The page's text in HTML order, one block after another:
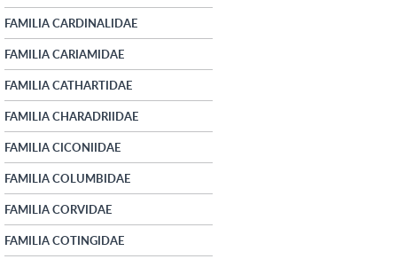
FAMILIA CARDINALIDAE
FAMILIA CARIAMIDAE
FAMILIA CATHARTIDAE
FAMILIA CHARADRIIDAE
FAMILIA CICONIIDAE
FAMILIA COLUMBIDAE
FAMILIA CORVIDAE
FAMILIA COTINGIDAE